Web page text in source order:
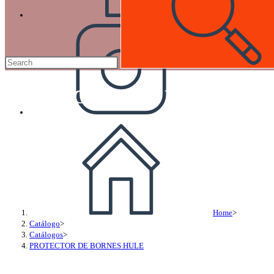
PROTECTOR DE BORNES
Home>
Catálogo>
Catálogos>
PROTECTOR DE BORNES HULE